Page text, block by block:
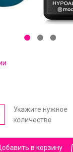
Укажите нужное
количество
в корзину